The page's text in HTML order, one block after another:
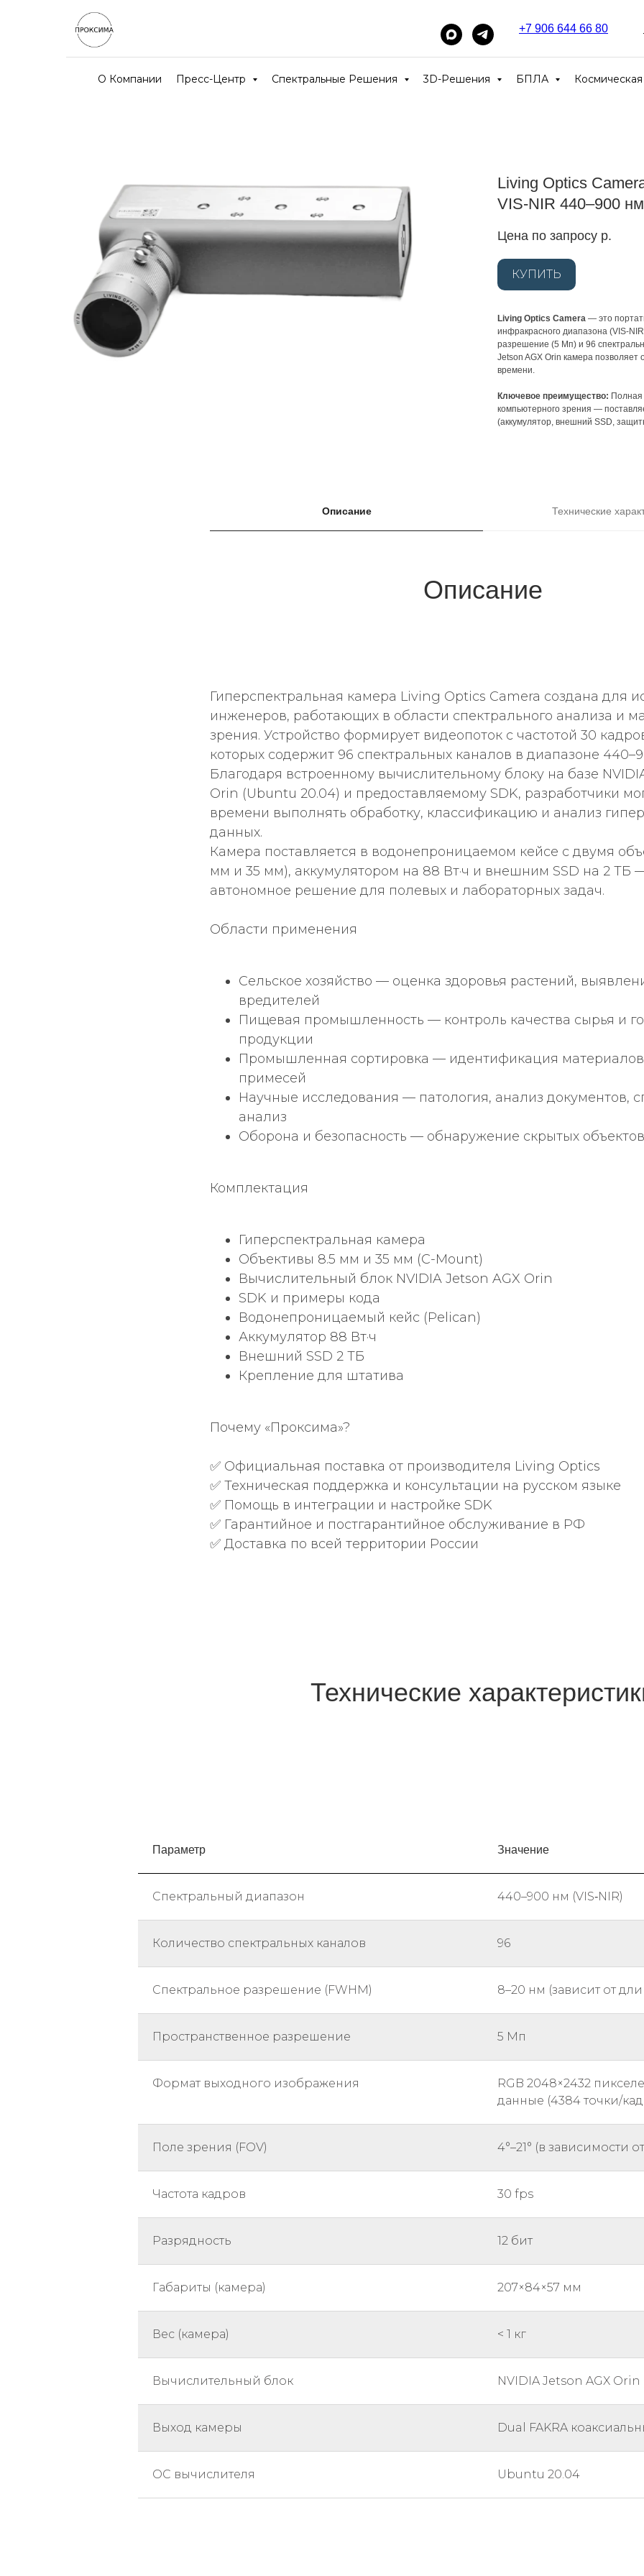
+7 906 644 66 80
О Компании Пресс-Центр Спектральные Решения 3D-Решения БПЛА
Living Optics
VIS-NIR 440–900
Цена по запросу р.
КУПИТЬ
Living Optics Camera — это
инфракрасного диапазона
разрешение (5 Мп) и 96
Jetson AGX Orin камера
времени.
Ключевое преимущество: Полная
компьютерного зрения —
(аккумулятор, внешний SSD,
Описание Технические
Описание
Гиперспектральная камера Living Optics Camera создана для
инженеров, работающих в области спектрального анализа и
зрения. Устройство формирует видеопоток с частотой 30
которых содержит 96 спектральных каналов в диапазоне
Благодаря встроенному вычислительному блоку на базе
Orin (Ubuntu 20.04) и предоставляемому SDK, разработчики
времени выполнять обработку, классификацию и анализ
данных.
Камера поставляется в водонепроницаемом кейсе с двумя
мм и 35 мм), аккумулятором на 88 Вт·ч и внешним SSD на 2 ТБ
автономное решение для полевых и лабораторных задач.
Области применения
Сельское хозяйство — оценка здоровья растений,
вредителей
Пищевая промышленность — контроль качества сырья и
продукции
Промышленная сортировка — идентификация
примесей
Научные исследования — патология, анализ документов,
анализ
Оборона и безопасность — обнаружение скрытых объектов
Комплектация
Гиперспектральная камера
Объективы 8.5 мм и 35 мм (C-Mount)
Вычислительный блок NVIDIA Jetson AGX Orin
SDK и примеры кода
Водонепроницаемый кейс (Pelican)
Аккумулятор 88 Вт·ч
Внешний SSD 2 ТБ
Крепление для штатива
Почему «Проксима»?
✅ Официальная поставка от производителя Living Optics
✅ Техническая поддержка и консультации на русском языке
✅ Помощь в интеграции и настройке SDK
✅ Гарантийное и постгарантийное обслуживание в РФ
✅ Доставка по всей территории России
Технические
Параметр Значение
Спектральный диапазон 440–900 нм (VIS‑NIR)
Количество спектральных каналов 96
Спектральное разрешение (FWHM) 8–20 нм (зависит от
Пространственное разрешение 5 Мп
Формат выходного изображения
RGB 2048×2432
данные (4384 точки/
Поле зрения (FOV) 4°–21° (в зависимости
Частота кадров 30 fps
Разрядность 12 бит
Габариты (камера) 207×84×57 мм
Вес (камера) < 1 кг
Вычислительный блок NVIDIA Jetson AGX Orin
Выход камеры Dual FAKRA
ОС вычислителя Ubuntu 20.04